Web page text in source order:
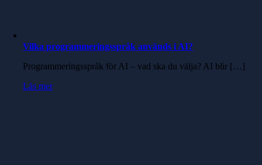
Vilka programmeringsspråk används i AI?
Programmeringsspråk för AI – vad ska du välja? AI blir […]
Läs mer